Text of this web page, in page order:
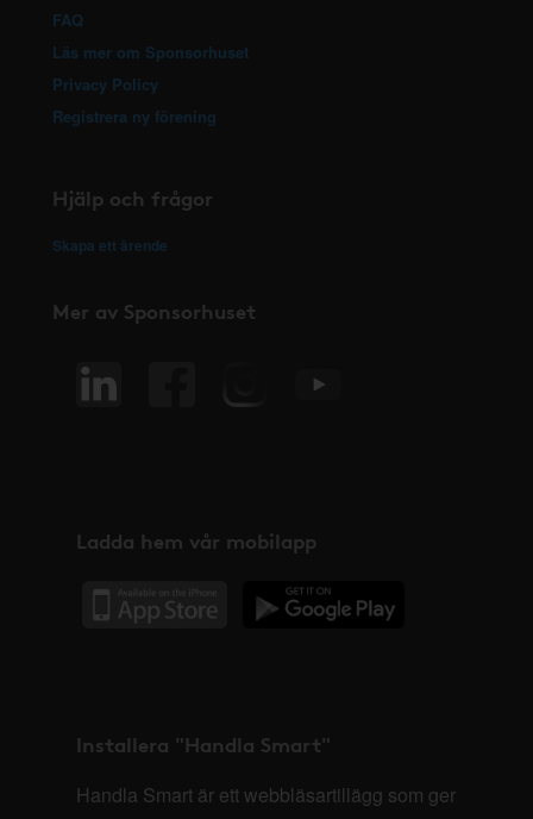
FAQ
Läs mer om Sponsorhuset
Privacy Policy
Registrera ny förening
Hjälp och frågor
Skapa ett ärende
Mer av Sponsorhuset
Ladda hem vår mobilapp
Installera "Handla Smart"
Handla Smart är ett webbläsartillägg som ger